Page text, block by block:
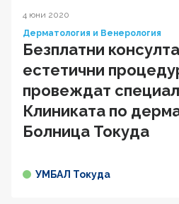
4 юни 2020
Дерматология и Венерология
Безплатни
естетични
провеждат
Клиниката по
Болница Токуда
УМБАЛ Токуда